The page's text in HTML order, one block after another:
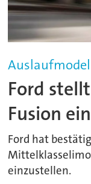
Ford
Fusion ein
Ford hat
einzustellen.